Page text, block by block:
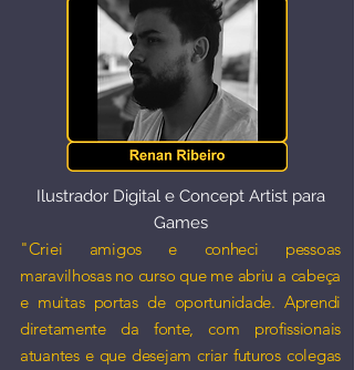
Ilustrador Digital e Concept Artist para
Games​
"Criei amigos e conheci pessoas
maravilhosas no curso que me abriu a cabeça
e muitas portas de oportunidade. Aprendi
diretamente da fonte, com profissionais
atuantes e que desejam criar futuros colegas